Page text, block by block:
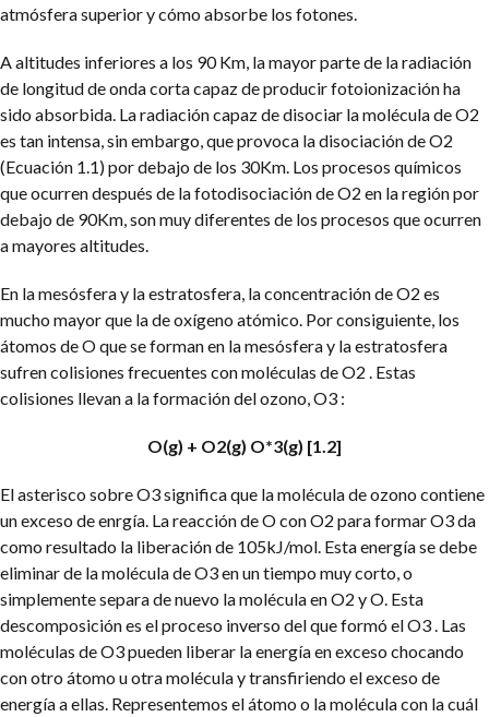
atmósfera superior y cómo absorbe los fotones.
A altitudes inferiores a los 90 Km, la mayor parte de la radiación
de longitud de onda corta capaz de producir fotoionización ha
sido absorbida. La radiación capaz de disociar la molécula de O2
es tan intensa, sin embargo, que provoca la disociación de O2
(Ecuación 1.1) por debajo de los 30Km. Los procesos químicos
que ocurren después de la fotodisociación de O2 en la región por
debajo de 90Km, son muy diferentes de los procesos que ocurren
a mayores altitudes.
En la mesósfera y la estratosfera, la concentración de O2 es
mucho mayor que la de oxígeno atómico. Por consiguiente, los
átomos de O que se forman en la mesósfera y la estratosfera
sufren colisiones frecuentes con moléculas de O2 . Estas
colisiones llevan a la formación del ozono, O3 :
O(g) + O2(g) O*3(g) [1.2]
El asterisco sobre O3 significa que la molécula de ozono contiene
un exceso de enrgía. La reacción de O con O2 para formar O3 da
como resultado la liberación de 105kJ/mol. Esta energía se debe
eliminar de la molécula de O3 en un tiempo muy corto, o
simplemente separa de nuevo la molécula en O2 y O. Esta
descomposición es el proceso inverso del que formó el O3 . Las
moléculas de O3 pueden liberar la energía en exceso chocando
con otro átomo u otra molécula y transfiriendo el exceso de
energía a ellas. Representemos el átomo o la molécula con la cuál